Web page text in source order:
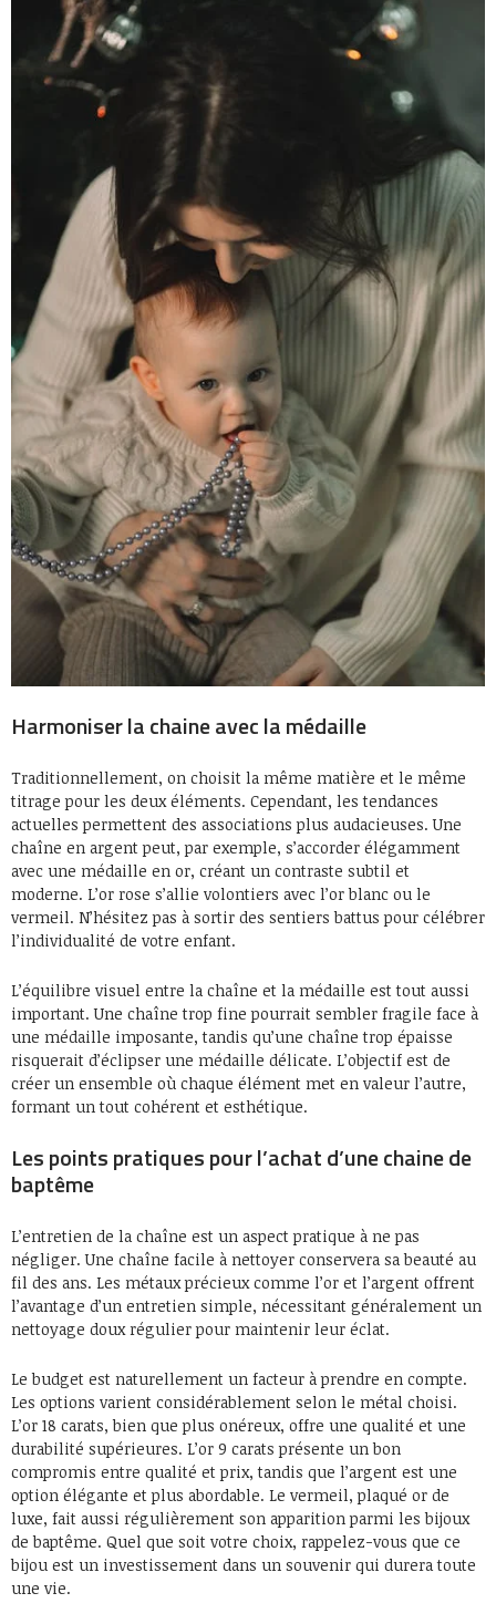
Harmoniser la chaine avec la médaille
Traditionnellement, on choisit la même matière et le même
titrage pour les deux éléments. Cependant, les tendances
actuelles permettent des associations plus audacieuses. Une
chaîne en argent peut, par exemple, s’accorder élégamment
avec une médaille en or, créant un contraste subtil et
moderne. L’or rose s’allie volontiers avec l’or blanc ou le
vermeil. N’hésitez pas à sortir des sentiers battus pour célébrer
l’individualité de votre enfant.
L’équilibre visuel entre la chaîne et la médaille est tout aussi
important. Une chaîne trop fine pourrait sembler fragile face à
une médaille imposante, tandis qu’une chaîne trop épaisse
risquerait d’éclipser une médaille délicate. L’objectif est de
créer un ensemble où chaque élément met en valeur l’autre,
formant un tout cohérent et esthétique.
Les points pratiques pour l’achat d’une chaine de
baptême
L’entretien de la chaîne est un aspect pratique à ne pas
négliger. Une chaîne facile à nettoyer conservera sa beauté au
fil des ans. Les métaux précieux comme l’or et l’argent offrent
l’avantage d’un entretien simple, nécessitant généralement un
nettoyage doux régulier pour maintenir leur éclat.
Le budget est naturellement un facteur à prendre en compte.
Les options varient considérablement selon le métal choisi.
L’or 18 carats, bien que plus onéreux, offre une qualité et une
durabilité supérieures. L’or 9 carats présente un bon
compromis entre qualité et prix, tandis que l’argent est une
option élégante et plus abordable. Le vermeil, plaqué or de
luxe, fait aussi régulièrement son apparition parmi les bijoux
de baptême. Quel que soit votre choix, rappelez-vous que ce
bijou est un investissement dans un souvenir qui durera toute
une vie.